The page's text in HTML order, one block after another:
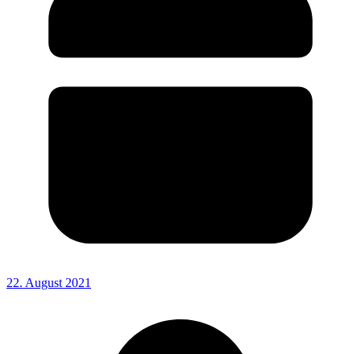
22. August 2021